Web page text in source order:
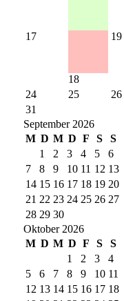
17
18
19
24 25 26
31
September 2026
M D M D F S
S
1
2 3 4 5
6
7
8 9 10 11 12 13
14 15 16 17 18 19 20
21 22 23 24 25 26 27
28 29 30
Oktober 2026
M D M D F S
S
1
2 3
4
5
6 7 8 9 10 11
12 13 14 15 16 17 18